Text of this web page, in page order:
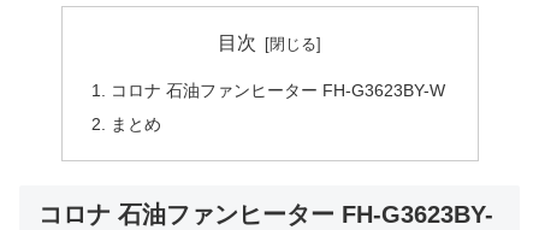
目次
コロナ 石油ファンヒーター FH-G3623BY-W
まとめ
コロナ 石油ファンヒーター FH-G3623BY-